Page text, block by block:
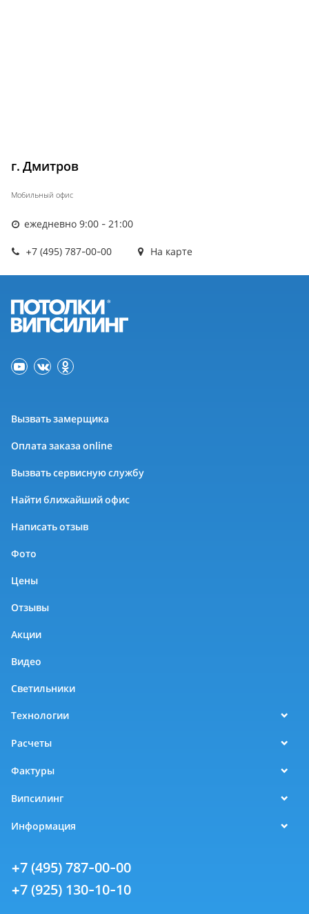
г. Дмитров
Мобильный офис
ежедневно 9:00 - 21:00
+7 (495) 787-00-00 На карте
Вызвать замерщика
Оплата заказа online
Вызвать сервисную службу
Найти ближайший офис
Написать отзыв
Фото
Цены
Отзывы
Акции
Видео
Светильники
Технологии
Расчеты
Фактуры
Випсилинг
Информация
+7 (495) 787-00-00
+7 (925) 130-10-10